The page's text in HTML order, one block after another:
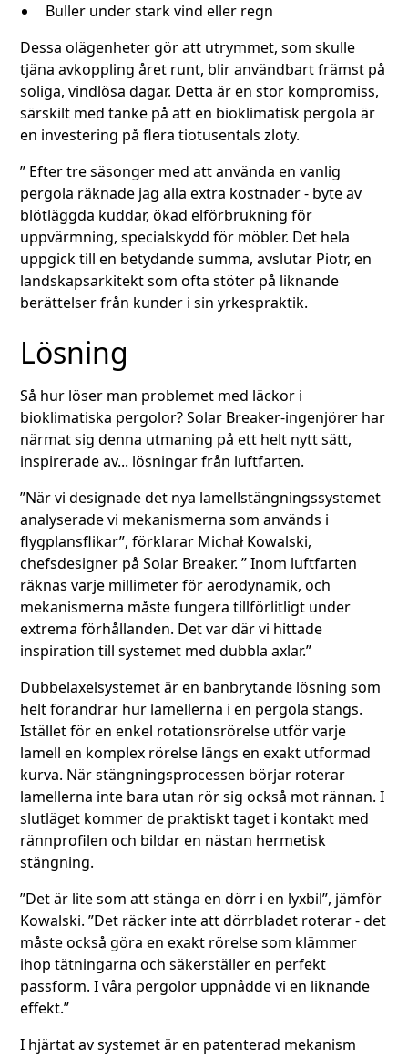
Buller under stark vind eller regn
Dessa olägenheter gör att utrymmet, som skulle
tjäna avkoppling året runt, blir användbart främst på
soliga, vindlösa dagar. Detta är en stor kompromiss,
särskilt med tanke på att en bioklimatisk pergola är
en investering på flera tiotusentals zloty.
” Efter tre säsonger med att använda en vanlig
pergola räknade jag alla extra kostnader - byte av
blötläggda kuddar, ökad elförbrukning för
uppvärmning, specialskydd för möbler. Det hela
uppgick till en betydande summa, avslutar Piotr, en
landskapsarkitekt som ofta stöter på liknande
berättelser från kunder i sin yrkespraktik.
Lösning
Så hur löser man problemet med läckor i
bioklimatiska pergolor? Solar Breaker-ingenjörer har
närmat sig denna utmaning på ett helt nytt sätt,
inspirerade av... lösningar från luftfarten.
”När vi designade det nya lamellstängningssystemet
analyserade vi mekanismerna som används i
flygplansflikar”, förklarar Michał Kowalski,
chefsdesigner på Solar Breaker. ” Inom luftfarten
räknas varje millimeter för aerodynamik, och
mekanismerna måste fungera tillförlitligt under
extrema förhållanden. Det var där vi hittade
inspiration till systemet med dubbla axlar.”
Dubbelaxelsystemet är en banbrytande lösning som
helt förändrar hur lamellerna i en pergola stängs.
Istället för en enkel rotationsrörelse utför varje
lamell en komplex rörelse längs en exakt utformad
kurva. När stängningsprocessen börjar roterar
lamellerna inte bara utan rör sig också mot rännan. I
slutläget kommer de praktiskt taget i kontakt med
rännprofilen och bildar en nästan hermetisk
stängning.
”Det är lite som att stänga en dörr i en lyxbil”, jämför
Kowalski. ”Det räcker inte att dörrbladet roterar - det
måste också göra en exakt rörelse som klämmer
ihop tätningarna och säkerställer en perfekt
passform. I våra pergolor uppnådde vi en liknande
effekt.”
I hjärtat av systemet är en patenterad mekanism